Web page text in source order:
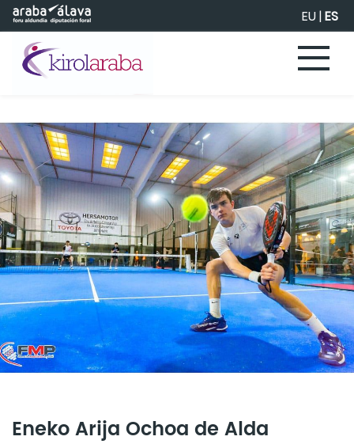
Saltar al contenido principal EU|ES
Eneko Arija Ochoa de Alda